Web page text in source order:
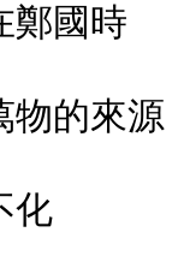
鄭國時
物的來源
化